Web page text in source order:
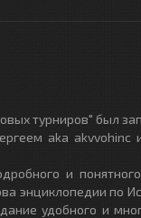
турниров" был
aka akvvohinc
и
энциклопедии по
удобного и